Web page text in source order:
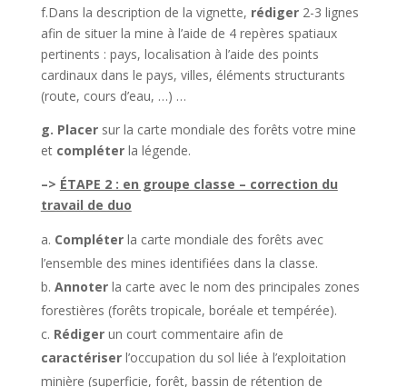
f.Dans la description de la vignette, rédiger2-3 lignes
afin de situer la mine à l’aide de 4 repères spatiaux
pertinents : pays, localisation à l’aide des points
cardinaux dans le pays, villes, éléments structurants
(route, cours d’eau, …) …
g. Placersur la carte mondiale des forêts votre mine
et compléterla légende.
–> ÉTAPE 2 : en groupe classe – correction du
travail de duo
Compléterla carte mondiale des forêts avec
l’ensemble des mines identifiées dans la classe.
Annoter la carte avec le nom des principales zones
forestières (forêts tropicale, boréale et tempérée).
Rédiger un court commentaire afin de
caractériserl’occupation du sol liée à l’exploitation
minière (superficie, forêt, bassin de rétention de